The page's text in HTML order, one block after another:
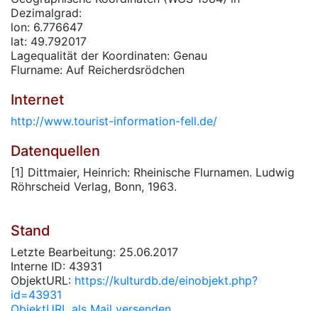
Dezimalgrad:
lon: 6.776647
lat: 49.792017
Lagequalität der Koordinaten: Genau
Flurname: Auf Reicherdsrödchen
Internet
http://www.tourist-information-fell.de/
Datenquellen
[1] Dittmaier, Heinrich: Rheinische Flurnamen. Ludwig
Röhrscheid Verlag, Bonn, 1963.
Stand
Letzte Bearbeitung: 25.06.2017
Interne ID: 43931
ObjektURL: https://kulturdb.de/einobjekt.php?
id=43931